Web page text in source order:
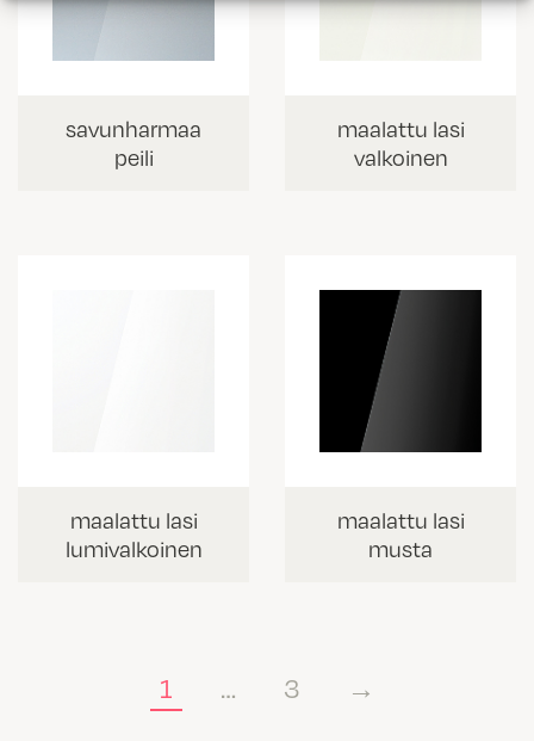
savunharmaa
peili
maalattu lasi
valkoinen
maalattu lasi
lumivalkoinen
maalattu lasi
musta
1 … 3 →